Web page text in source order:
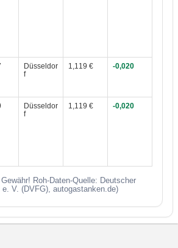
Düsseldor
f
1,119 € -0,020
Düsseldor
f
1,119 € -0,020
Roh-Daten-Quelle: Deutscher
V. (DVFG), autogastanken.de)